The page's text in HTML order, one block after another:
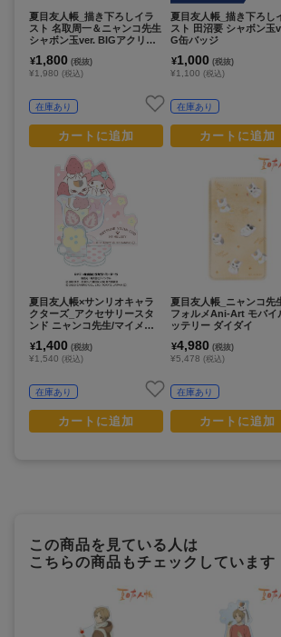
夏目友人帳_描き下ろしイラ
スト 名取周一＆ニャンコ先生
シャボン玉ver. BIGアクリル
¥1,800 (税抜)
¥1,980 (税込)
在庫あり
カートに追加
夏目友人帳×サンリオキャラ
クターズ_アクセサリースタ
ンド ニャンコ先生/マイメロ
¥1,400 (税抜)
¥1,540 (税込)
在庫あり
カートに追加
夏目友人帳_描き下ろし
スト 田沼要 シャボン玉
G缶バッジ
¥1,000 (税抜)
¥1,100 (税込)
在庫あり
カートに追加
夏目友人帳_ニャンコ先
フォルメAni-Art モバイ
ッテリー ダイダイ
¥4,980 (税抜)
¥5,478 (税込)
在庫あり
カートに追加
この商品を見ている人は
こちらの商品もチェックしています